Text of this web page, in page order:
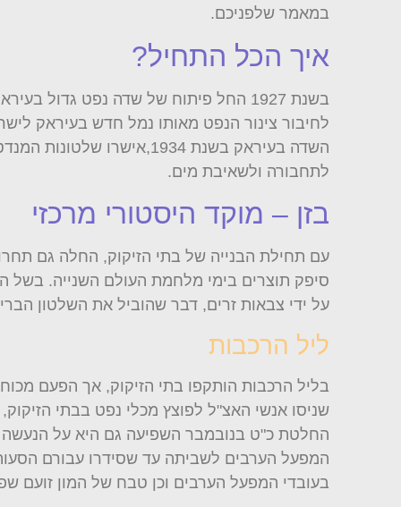
במאמר שלפניכם.
איך הכל התחיל?
בשנת 1927 החל פיתוח של שדה נפט
לחיבור צינור הנפט מאותו נמל חדש בעיראק
השדה בעיראק בשנת
לתחבורה ולשאיבת מים.
בזן – מוקד היסטורי מרכזי
עם תחילת הבנייה של בתי הזיקוק, החלה גם
סיפק תוצרים בימי מלחמת העולם השנייה. בשל
על ידי צבאות זרים, דבר שהוביל את השלטון
ליל הרכבות
בליל הרכבות הותקפו בתי הזיקוק, אך הפעם
שניסו אנשי האצ"ל לפוצץ מכלי נפט בבתי
החלטת כ"ט בנובמבר השפיעה גם היא על הנעשה
המפעל הערבים לשביתה עד שסידרו עבורם
בעובדי המפעל הערבים וכן טבח של המון זועם